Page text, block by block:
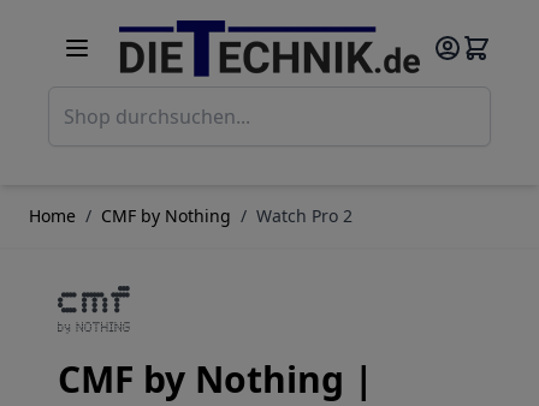
Home / CMF by Nothing / Watch Pro 2
CMF by Nothing |